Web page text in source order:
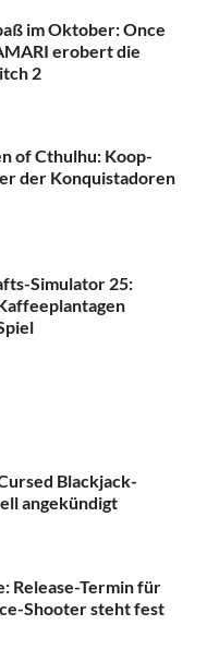
im Oktober: Once
erobert die
2
of Cthulhu: Koop-
der Konquistadoren
Simulator 25:
Blackjack-
angekündigt
Release-Termin für
Shooter steht fest